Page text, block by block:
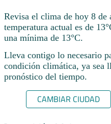
Revisa el clima de hoy 8 de
temperatura actual es de
una mínima de 13°C.​
Lleva contigo lo necesario
condición climática, ya sea
pronóstico del tiempo.
CAMBIAR CIUDAD